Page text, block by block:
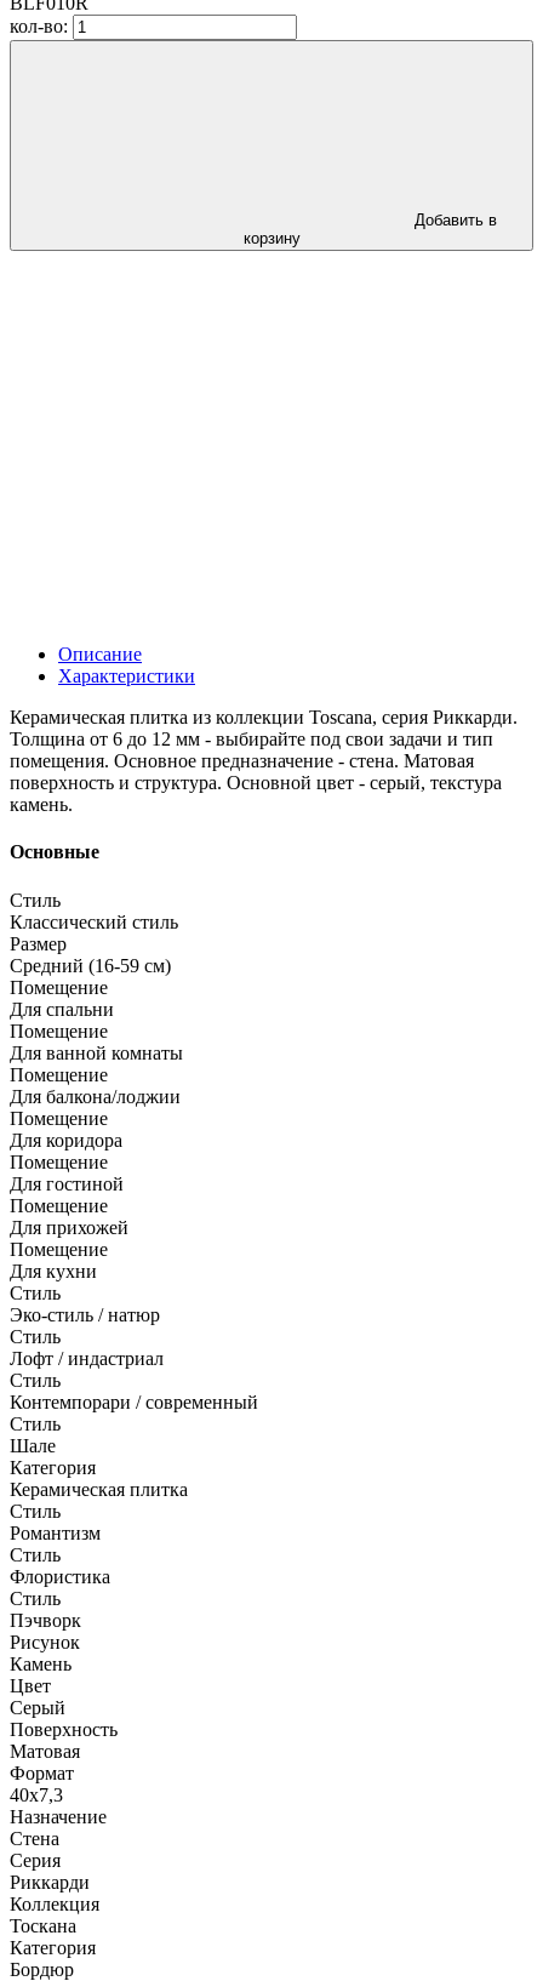
кол-во:
Добавить в
корзину
Описание
Характеристики
Керамическая плитка из коллекции Toscana, серия Риккарди.
Толщина от 6 до 12 мм - выбирайте под свои задачи и тип
помещения. Основное предназначение - стена. Матовая
поверхность и структура. Основной цвет - серый, текстура
камень.
Основные
Стиль
Классический стиль
Размер
Средний (16-59 см)
Помещение
Для спальни
Помещение
Для ванной комнаты
Помещение
Для балкона/лоджии
Помещение
Для коридора
Помещение
Для гостиной
Помещение
Для прихожей
Помещение
Для кухни
Стиль
Эко-стиль / натюр
Стиль
Лофт / индастриал
Стиль
Контемпорари / современный
Стиль
Шале
Категория
Керамическая плитка
Стиль
Романтизм
Стиль
Флористика
Стиль
Пэчворк
Рисунок
Камень
Цвет
Серый
Поверхность
Матовая
Формат
40x7,3
Назначение
Стена
Серия
Риккарди
Коллекция
Тоскана
Категория
Бордюр